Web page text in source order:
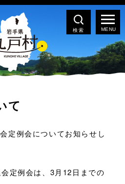
検索
て
定例会についてお知らせし
定例会は、3月12日までの